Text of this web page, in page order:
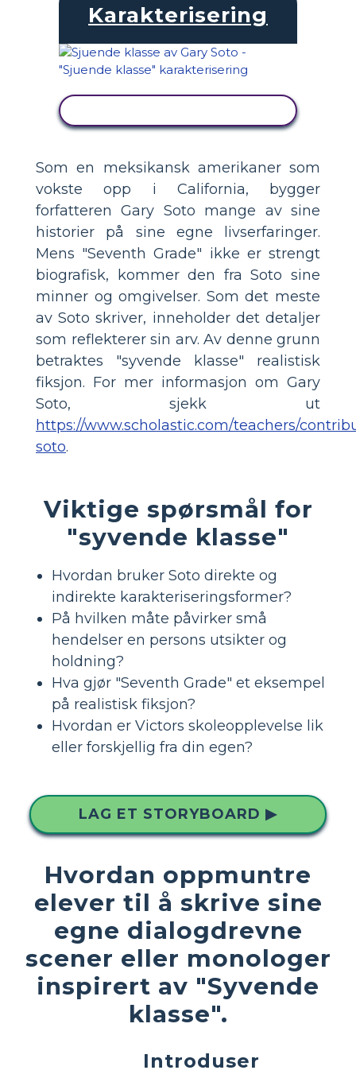
Karakterisering
Som en meksikansk amerikaner som
vokste opp i California, bygger
forfatteren Gary Soto mange av sine
historier på sine egne livserfaringer.
Mens "Seventh Grade" ikke er strengt
biografisk, kommer den fra Soto sine
minner og omgivelser. Som det meste
av Soto skriver, inneholder det detaljer
som reflekterer sin arv. Av denne grunn
betraktes "syvende klasse" realistisk
fiksjon. For mer informasjon om Gary
Soto, sjekk ut
https://www.scholastic.com/teachers/
soto.
Viktige spørsmål for
"syvende klasse"
Hvordan bruker Soto direkte og
indirekte karakteriseringsformer?
På hvilken måte påvirker små
hendelser en persons utsikter og
holdning?
Hva gjør "Seventh Grade" et eksempel
på realistisk fiksjon?
Hvordan er Victors skoleopplevelse lik
eller forskjellig fra din egen?
LAG ET STORYBOARD ▶
Hvordan oppmuntre
elever til å skrive sine
egne dialogdrevne
scener eller monologer
inspirert av "Syvende
klasse".
Introduser